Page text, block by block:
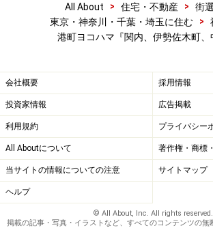
All About > 住宅・不動産 > 街
東京・神奈川・千葉・埼玉に住む
>
港町ヨコハマ『関内、伊勢佐木町、
会社概要 採用情報
投資家情報 広告掲載
利用規約 プライバシー
All Aboutについて 著作権・商標
当サイトの情報についての注意 サイトマップ
ヘルプ
© All About, Inc. All rights reserved.
掲載の記事・写真・イラストなど、すべてのコンテンツの無